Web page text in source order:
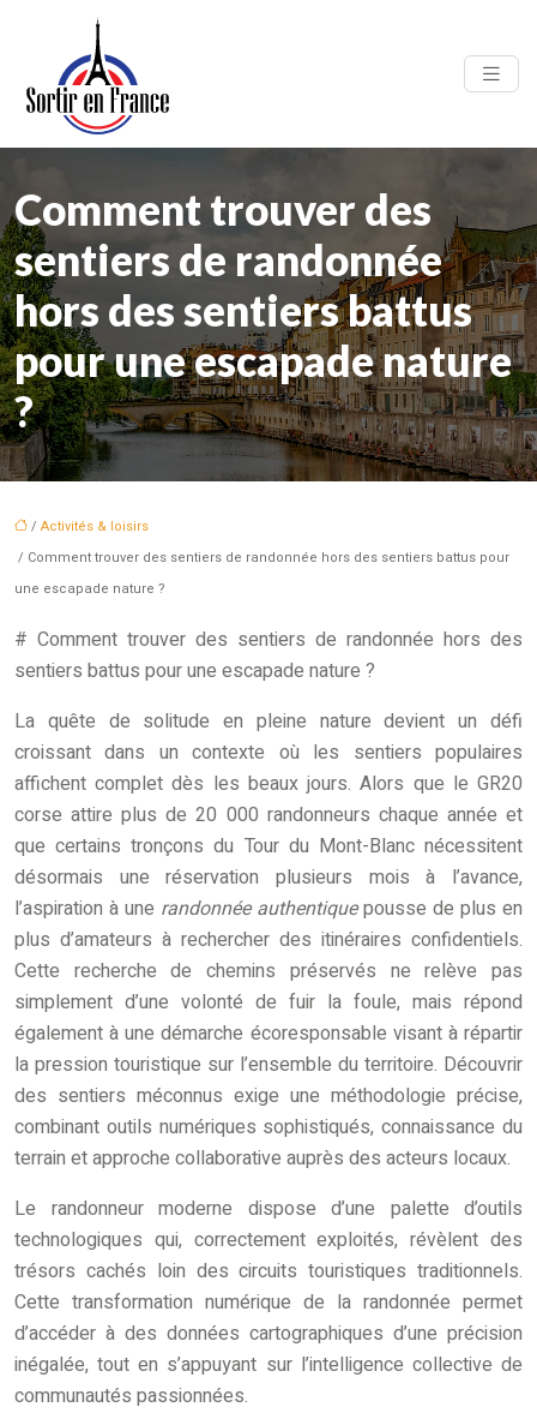
Comment trouver des
sentiers de randonnée
hors des sentiers battus
pour une escapade nature
?
/ Activités & loisirs
/ Comment trouver des sentiers de randonnée hors des sentiers battus pour
une escapade nature ?
# Comment trouver des sentiers de randonnée hors des
sentiers battus pour une escapade nature ?
La quête de solitude en pleine nature devient un défi
croissant dans un contexte où les sentiers populaires
affichent complet dès les beaux jours. Alors que le GR20
corse attire plus de 20 000 randonneurs chaque année et
que certains tronçons du Tour du Mont-Blanc nécessitent
désormais une réservation plusieurs mois à l’avance,
l’aspiration à une randonnée authentiquepousse de plus en
plus d’amateurs à rechercher des itinéraires confidentiels.
Cette recherche de chemins préservés ne relève pas
simplement d’une volonté de fuir la foule, mais répond
également à une démarche écoresponsable visant à répartir
la pression touristique sur l’ensemble du territoire. Découvrir
des sentiers méconnus exige une méthodologie précise,
combinant outils numériques sophistiqués, connaissance du
terrain et approche collaborative auprès des acteurs locaux.
Le randonneur moderne dispose d’une palette d’outils
technologiques qui, correctement exploités, révèlent des
trésors cachés loin des circuits touristiques traditionnels.
Cette transformation numérique de la randonnée permet
d’accéder à des données cartographiques d’une précision
inégalée, tout en s’appuyant sur l’intelligence collective de
communautés passionnées.